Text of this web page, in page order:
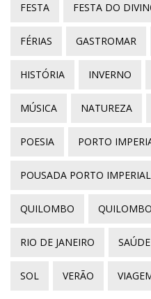
FESTA FESTA DO
FÉRIAS GASTROMAR
HISTÓRIA INVERNO
MÚSICA NATUREZA
POESIA PORTO
POUSADA PORTO IMPERIAL
QUILOMBO
RIO DE JANEIRO SAÚDE
SOL VERÃO